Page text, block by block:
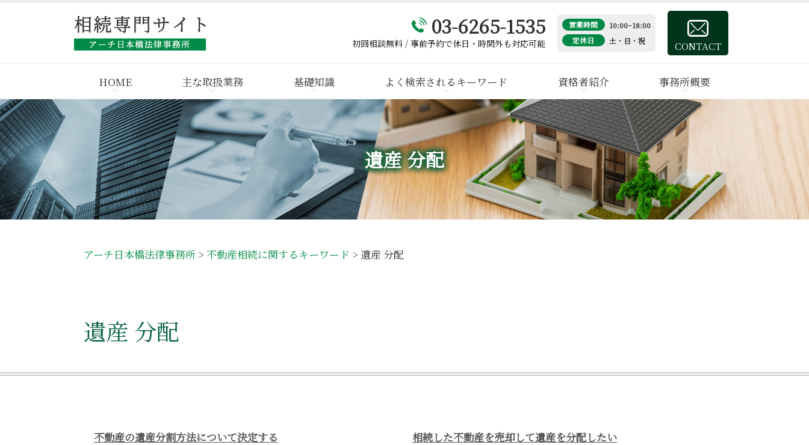
遺産 分配
03-6265-1535
初回相談無料 / 事前予約で休日・時間外も対応可能
営業時間
10:00~18:00
定休日
土・日・祝 CONTACT
HOME 主な取扱業務 基礎知識 よく検索されるキーワード 資格者紹介 事務所概要
アーチ日本橋法律事務所 > 不動産相続に関するキーワード > 遺産 分配
遺産 分配
不動産の遺産分割方法について決定する 相続した不動産を売却して遺産を分配したい